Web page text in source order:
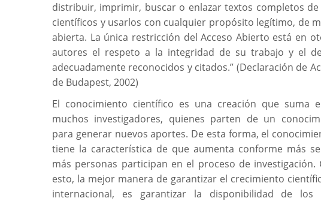
distribuir, imprimir, buscar o enlazar textos completos
científicos y usarlos con cualquier propósito legítimo, de
abierta. La única restricción del Acceso Abierto está en
autores el respeto a la integridad de su trabajo y el
adecuadamente reconocidos y citados.” (Declaración de
de Budapest, 2002)
El conocimiento científico es una creación que suma
muchos investigadores, quienes parten de un
para generar nuevos aportes. De esta forma, el
tiene la característica de que aumenta conforme más
más personas participan en el proceso de investigación.
esto, la mejor manera de garantizar el crecimiento
internacional, es garantizar la disponibilidad de los